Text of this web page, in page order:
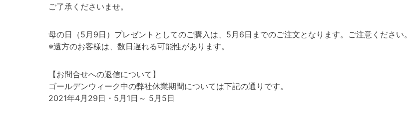
ご了承くださいませ。
母の日（5月9日）プレゼントとしてのご購入は、5月6日までのご注文となります。ご注意ください。
※遠方のお客様は、数日遅れる可能性があります。
【お問合せへの返信について】
ゴールデンウィーク中の弊社休業期間については下記の通りです。
2021年4月29日・5月1日～ 5月5日